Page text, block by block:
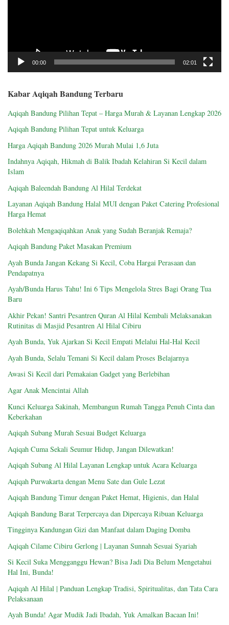
00:00 02:01
Kabar Aqiqah Bandung Terbaru
Aqiqah Bandung Pilihan Tepat – Harga Murah & Layanan Lengkap 2026
Aqiqah Bandung Pilihan Tepat untuk Keluarga
Harga Aqiqah Bandung 2026 Murah Mulai 1,6 Juta
Indahnya Aqiqah, Hikmah di Balik Ibadah Kelahiran Si Kecil dalam
Islam
Aqiqah Baleendah Bandung Al Hilal Terdekat
Layanan Aqiqah Bandung Halal MUI dengan Paket Catering Profesional
Harga Hemat
Bolehkah Mengaqiqahkan Anak yang Sudah Beranjak Remaja?
Aqiqah Bandung Paket Masakan Premium
Ayah Bunda Jangan Kekang Si Kecil, Coba Hargai Perasaan dan
Pendapatnya
Ayah/Bunda Harus Tahu! Ini 6 Tips Mengelola Stres Bagi Orang Tua
Baru
Akhir Pekan! Santri Pesantren Quran Al Hilal Kembali Melaksanakan
Rutinitas di Masjid Pesantren Al Hilal Cibiru
Ayah Bunda, Yuk Ajarkan Si Kecil Empati Melalui Hal-Hal Kecil
Ayah Bunda, Selalu Temani Si Kecil dalam Proses Belajarnya
Awasi Si Kecil dari Pemakaian Gadget yang Berlebihan
Agar Anak Mencintai Allah
Kunci Keluarga Sakinah, Membangun Rumah Tangga Penuh Cinta dan
Keberkahan
Aqiqah Subang Murah Sesuai Budget Keluarga
Aqiqah Cuma Sekali Seumur Hidup, Jangan Dilewatkan!
Aqiqah Subang Al Hilal Layanan Lengkap untuk Acara Keluarga
Aqiqah Purwakarta dengan Menu Sate dan Gule Lezat
Aqiqah Bandung Timur dengan Paket Hemat, Higienis, dan Halal
Aqiqah Bandung Barat Terpercaya dan Dipercaya Ribuan Keluarga
Tingginya Kandungan Gizi dan Manfaat dalam Daging Domba
Aqiqah Cilame Cibiru Gerlong | Layanan Sunnah Sesuai Syariah
Si Kecil Suka Mengganggu Hewan? Bisa Jadi Dia Belum Mengetahui
Hal Ini, Bunda!
Aqiqah Al Hilal | Panduan Lengkap Tradisi, Spiritualitas, dan Tata Cara
Pelaksanaan
Ayah Bunda! Agar Mudik Jadi Ibadah, Yuk Amalkan Bacaan Ini!